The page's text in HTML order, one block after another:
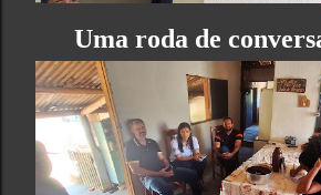
Uma roda de